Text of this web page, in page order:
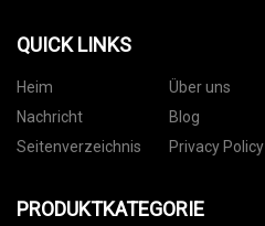
QUICK LINKS
Heim Über uns
Nachricht
Blog
Seitenverzeichnis
Privacy Policy
PRODUKTKATEGORIE